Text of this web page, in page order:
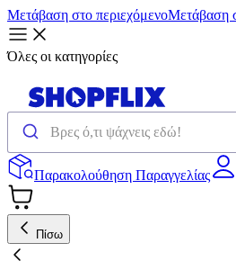
Μετάβαση στο περιεχόμενοΜετάβαση
Όλες οι κατηγορίες
Παρακολούθηση Παραγγελίας
Πίσω